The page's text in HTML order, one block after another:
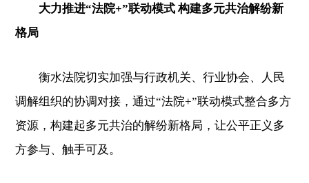
大力推进“法院+”联动模式 构建多元共治解纷新
格局
衡水法院切实加强与行政机关、行业协会、人民
调解组织的协调对接，通过“法院+”联动模式整合多方
资源，构建起多元共治的解纷新格局，让公平正义多
方参与、触手可及。